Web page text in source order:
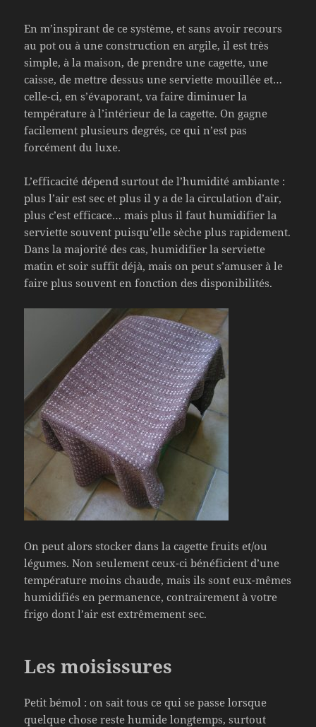
En m’inspirant de ce système, et sans avoir recours
au pot ou à une construction en argile, il est très
simple, à la maison, de prendre une cagette, une
caisse, de mettre dessus une serviette mouillée et…
celle-ci, en s’évaporant, va faire diminuer la
température à l’intérieur de la cagette. On gagne
facilement plusieurs degrés, ce qui n’est pas
forcément du luxe.
L’efficacité dépend surtout de l’humidité ambiante :
plus l’air est sec et plus il y a de la circulation d’air,
plus c’est efficace… mais plus il faut humidifier la
serviette souvent puisqu’elle sèche plus rapidement.
Dans la majorité des cas, humidifier la serviette
matin et soir suffit déjà, mais on peut s’amuser à le
faire plus souvent en fonction des disponibilités.
On peut alors stocker dans la cagette fruits et/ou
légumes. Non seulement ceux-ci bénéficient d’une
température moins chaude, mais ils sont eux-mêmes
humidifiés en permanence, contrairement à votre
frigo dont l’air est extrêmement sec.
Les moisissures
Petit bémol : on sait tous ce qui se passe lorsque
quelque chose reste humide longtemps, surtout